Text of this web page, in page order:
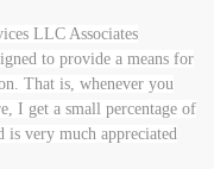
LLC Associates
to provide a means for
That is, whenever you
I get a small percentage of
is very much appreciated